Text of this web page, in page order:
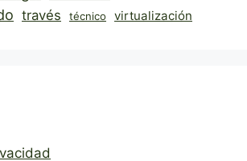
través técnico virtualización